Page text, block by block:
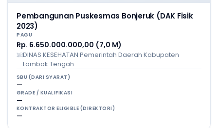
Pembangunan Puskesmas Bonjeruk (DAK Fisik
2023)
PAGU
Rp. 6.650.000.000,00 (7,0 M)
DINAS KESEHATAN Pemerintah Daerah Kabupaten
Lombok Tengah
SBU (DARI SYARAT)
—
GRADE / KUALIFIKASI
—
KONTRAKTOR ELIGIBLE (DIREKTORI)
—